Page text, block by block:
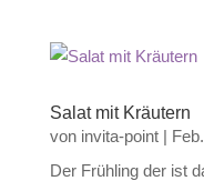
Salat mit Kräutern
von invita-point|
Der Frühling der ist